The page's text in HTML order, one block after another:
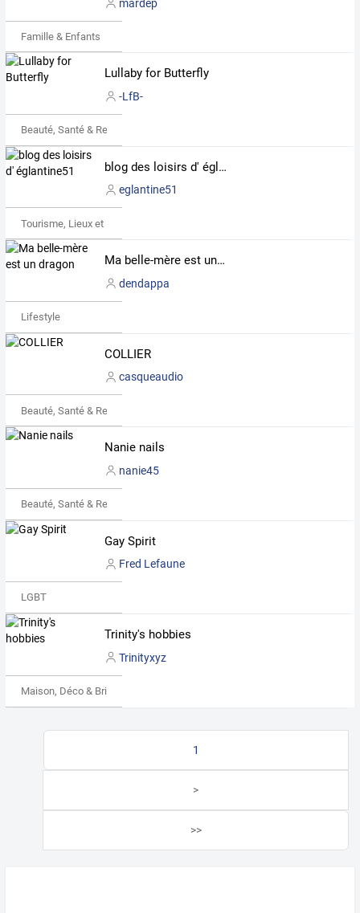
mardep
Famille & Enfants
Lullaby for Butterfly
-LfB-
Beauté, Santé & Remise en forme
blog des loisirs d' églantine51
eglantine51
Tourisme, Lieux et Événements
Ma belle-mère est un dragon
dendappa
Lifestyle
COLLIER
casqueaudio
Beauté, Santé & Remise en forme
Nanie nails
nanie45
Beauté, Santé & Remise en forme
Gay Spirit
Fred Lefaune
LGBT
Trinity's hobbies
Trinityxyz
Maison, Déco & Bricolage
1
>
>>